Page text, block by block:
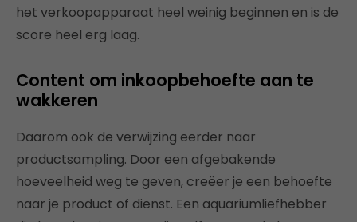
het verkoopapparaat heel weinig beginnen en is de
score heel erg laag.
Content om inkoopbehoefte aan te
wakkeren
Daarom ook de verwijzing eerder naar
productsampling. Door een afgebakende
hoeveelheid weg te geven, creëer je een behoefte
naar je product of dienst. Een aquariumliefhebber